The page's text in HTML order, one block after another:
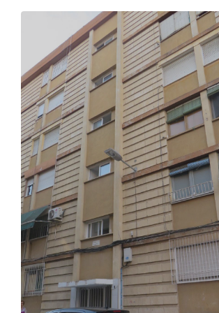
inmueble, por lo que se adquiere
cargas registrales. la vivienda tiene
de pago el ibi correspondiente al
por importe de 388,63 €). se
siguiente finca: urbana: seis.-
planta baja y alta, en término de
partido de la ñora, calle buenos
17; es de tipo c. del bloque uno.
catastral: cl buenos aires 19 pl:01;
la ñora - murcia. tiene una
88,79 m2, y la parcela donde se ha
construido cuenta con 82,80 m2,
en la misma 61,62 m2; está
diferentes dependencias en las
comunicadas ambas a través de
interior; tiene zona ajardinada en su